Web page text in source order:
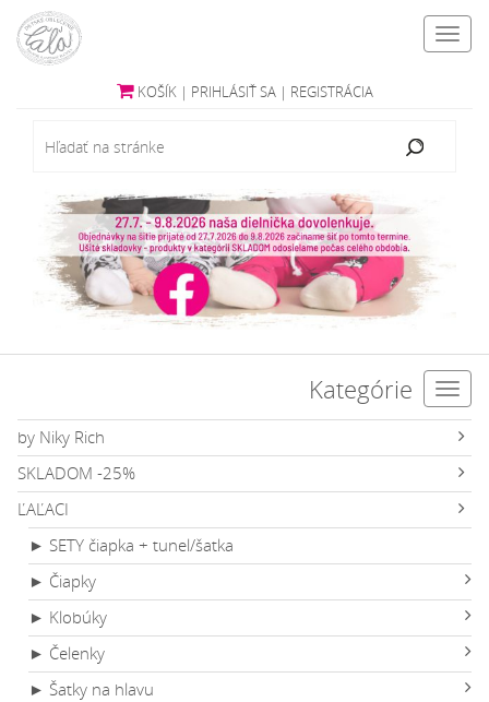
KOŠÍK | PRIHLÁSIŤ SA | REGISTRÁCIA
Kategórie
by Niky Rich
SKLADOM -25%
ĽAĽACI
► SETY čiapka + tunel/šatka
► Čiapky
► Klobúky
► Čelenky
► Šatky na hlavu